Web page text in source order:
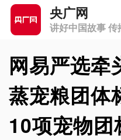
央广网
讲好中国故事 传
网易严选牵
蒸宠粮团体
10项宠物团